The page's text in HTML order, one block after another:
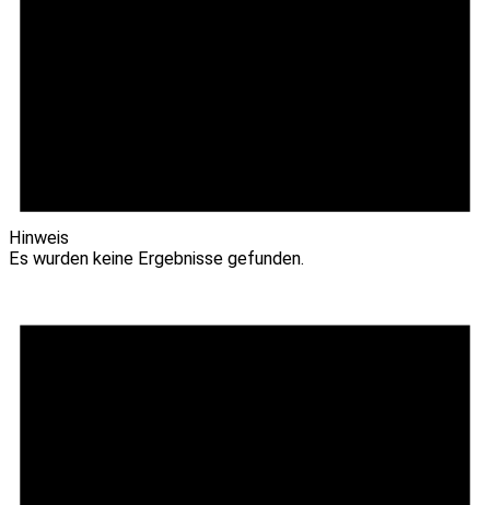
Hinweis
Es wurden keine Ergebnisse gefunden.